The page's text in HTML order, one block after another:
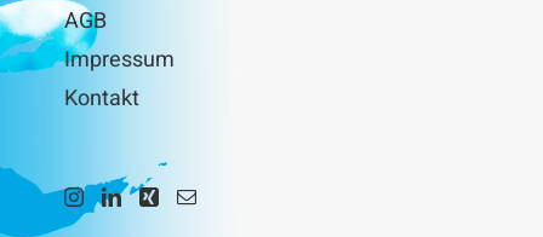
AGB
Impressum
Kontakt